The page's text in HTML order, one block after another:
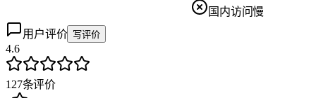
国内访问慢
用户评价 写评价
4.6
127条评价